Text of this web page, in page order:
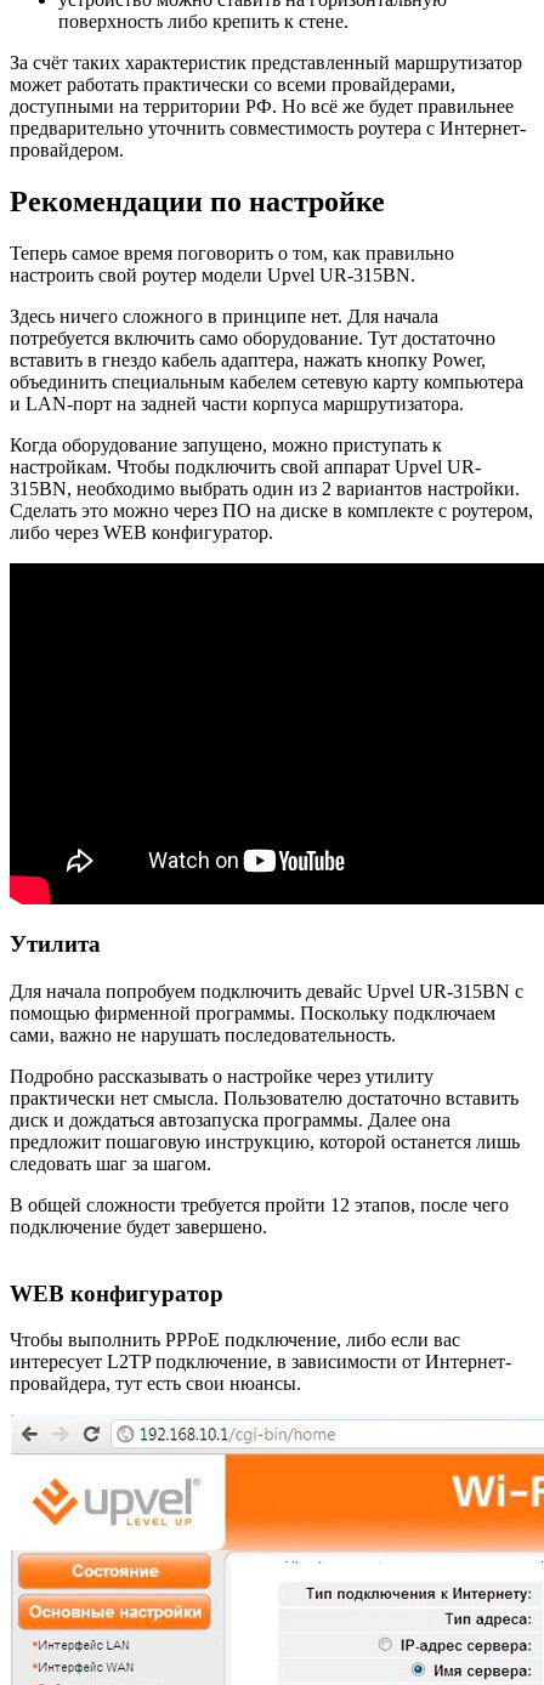
поверхность либо крепить к стене.
За счёт таких характеристик представленный маршрутизатор
может работать практически со всеми провайдерами,
доступными на территории РФ. Но всё же будет правильнее
предварительно уточнить совместимость роутера с Интернет-
провайдером.
Рекомендации по настройке
Теперь самое время поговорить о том, как правильно
настроить свой роутер модели Upvel UR-315BN.
Здесь ничего сложного в принципе нет. Для начала
потребуется включить само оборудование. Тут достаточно
вставить в гнездо кабель адаптера, нажать кнопку Power,
объединить специальным кабелем сетевую карту компьютера
и LAN-порт на задней части корпуса маршрутизатора.
Когда оборудование запущено, можно приступать к
настройкам. Чтобы подключить свой аппарат Upvel UR-
315BN, необходимо выбрать один из 2 вариантов настройки.
Сделать это можно через ПО на диске в комплекте с роутером,
либо через WEB конфигуратор.
Утилита
Для начала попробуем подключить девайс Upvel UR-315BN с
помощью фирменной программы. Поскольку подключаем
сами, важно не нарушать последовательность.
Подробно рассказывать о настройке через утилиту
практически нет смысла. Пользователю достаточно вставить
диск и дождаться автозапуска программы. Далее она
предложит пошаговую инструкцию, которой останется лишь
следовать шаг за шагом.
В общей сложности требуется пройти 12 этапов, после чего
подключение будет завершено.
WEB конфигуратор
Чтобы выполнить PPPoE подключение, либо если вас
интересует L2TP подключение, в зависимости от Интернет-
провайдера, тут есть свои нюансы.